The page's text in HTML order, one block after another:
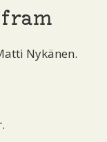
Nykänen.